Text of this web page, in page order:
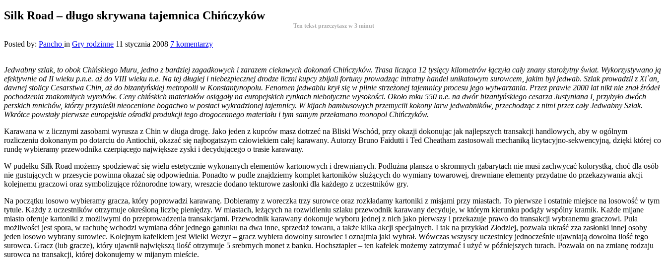
Silk Road – długo skrywana tajemnica Chińczyków
Ten tekst przeczytasz w 3 minut
Posted by: Pancho in Gry rodzinne 11 stycznia 2008 7 komentarzy
Jedwabny szlak, to obok Chińskiego Muru, jedno z bardziej zagadkowych i zarazem ciekawych dokonań Chińczyków. Trasa licząca 12 tysięcy kilometrów łączyła cały znany starożytny świat. Wykorzystywano ją
efektywnie od II wieku p.n.e. aż do VIII wieku n.e. Na tej długiej i niebezpiecznej drodze liczni kupcy zbijali fortuny prowadząc intratny handel unikatowym surowcem, jakim był jedwab. Szlak prowadził z Xi`an,
dawnej stolicy Cesarstwa Chin, aż do bizantyńskiej metropolii w Konstantynopolu. Fenomen jedwabiu krył się w pilnie strzeżonej tajemnicy procesu jego wytwarzania. Przez prawie 2000 lat nikt nie znał źródeł
pochodzenia znakomitych wyrobów. Ceny chińskich materiałów osiągały na europejskich rynkach niebotyczne wysokości. Około roku 550 n.e. na dwór bizantyńskiego cesarza Justyniana I, przybyło dwóch
perskich mnichów, którzy przynieśli nieocenione bogactwo w postaci wykradzionej tajemnicy. W kijach bambusowych przemycili kokony larw jedwabników, przechodząc z nimi przez cały Jedwabny Szlak.
Wkrótce powstały pierwsze europejskie ośrodki produkcji tego drogocennego materiału i tym samym przełamano monopol Chińczyków.
Karawana w z licznymi zasobami wyrusza z Chin w długa drogę. Jako jeden z kupców masz dotrzeć na Bliski Wschód, przy okazji dokonując jak najlepszych transakcji handlowych, aby w ogólnym
rozliczeniu dokonanym po dotarciu do Antiochii, okazać się najbogatszym człowiekiem całej karawany. Autorzy Bruno Faidutti i Ted Cheatham zastosowali mechaniką licytacyjno-sekwencyjną, dzięki której co
rundę wybieramy przewodnika czerpiącego największe zyski i decydującego o trasie karawany.
W pudełku Silk Road możemy spodziewać się wielu estetycznie wykonanych elementów kartonowych i drewnianych. Podłużna plansza o skromnych gabarytach nie musi zachwycać kolorystką, choć dla osób
nie gustujących w przesycie powinna okazać się odpowiednia. Ponadto w pudle znajdziemy komplet kartoników służących do wymiany towarowej, drewniane elementy przydatne do przekazywania akcji
kolejnemu graczowi oraz symbolizujące różnorodne towary, wreszcie dodano tekturowe zasłonki dla każdego z uczestników gry.
Na początku losowo wybieramy gracza, który poprowadzi karawanę. Dobieramy z woreczka trzy surowce oraz rozkładamy kartoniki z misjami przy miastach. To pierwsze i ostatnie miejsce na losowość w tym
tytule. Każdy z uczestników otrzymuje określoną liczbę pieniędzy. W miastach, leżących na rozwidleniu szlaku przewodnik karawany decyduje, w którym kierunku podąży wspólny kramik. Każde mijane
miasto oferuje kartoniki z możliwymi do przeprowadzenia transakcjami. Przewodnik karawany dokonuje wyboru jednej z nich jako pierwszy i przekazuje prawo do transakcji wybranemu graczowi. Pula
możliwości jest spora, w rachubę wchodzi wymiana dóbr jednego gatunku na dwa inne, sprzedaż towaru, a także kilka akcji specjalnych. I tak na przykład Złodziej, pozwala ukraść zza zasłonki innej osoby
jeden losowo wybrany surowiec. Kolejnym kafelkiem jest Wielki Wezyr – gracz wybiera dowolny surowiec i oznajmia jaki wybrał. Wówczas wszyscy uczestnicy jednocześnie ujawniają dowolna ilość tego
surowca. Gracz (lub gracze), który ujawnił największą ilość otrzymuje 5 srebrnych monet z banku. Hochsztapler – ten kafelek możemy zatrzymać i użyć w późniejszych turach. Pozwala on na zmianę rodzaju
surowca na transakcji, której dokonujemy w mijanym mieście.